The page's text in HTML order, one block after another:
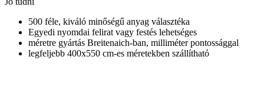
500 féle, kiváló minőségű anyag választéka
Egyedi nyomdai felirat vagy festés lehetséges
méretre gyártás Breitenaich-ban, milliméter pontossággal
legfeljebb 400x550 cm-es méretekben szállítható